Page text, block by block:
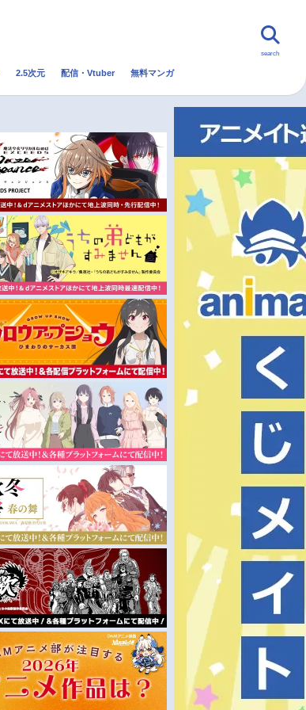
トレンド 無料マンガ
秋アニメ
冬アニメ
search
2.5次元 配信・Vtuber 無料マンガ